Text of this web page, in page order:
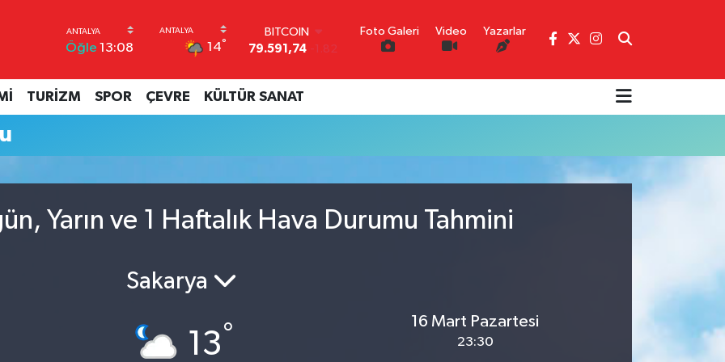
Öğle 13:08 14°
BITCOIN
79.591,74 -1.82
45,43620 0.02
EURO
53,38690 0.19
6862,09000 0.19
14.598,00
Foto Galeri Video Yazarlar
TURİZM SPOR ÇEVRE KÜLTÜR SANAT
Yarın ve 1 Haftalık Hava Durumu Tahmini
Sakarya
13°
16 Mart Pazartesi
23:30